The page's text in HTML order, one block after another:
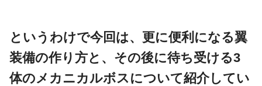
というわけで今回は、更に便利になる翼
装備の作り方と、その後に待ち受ける3
体のメカニカルボスについて紹介してい